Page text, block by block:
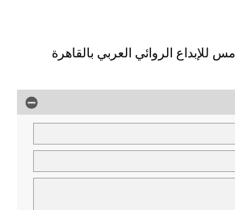
الروائي العربي بالقاهرة